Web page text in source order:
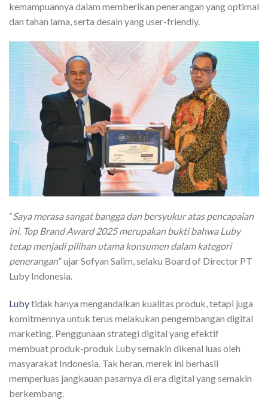
kemampuannya dalam memberikan penerangan yang optimal
dan tahan lama, serta desain yang user-friendly.
“Saya merasa sangat bangga dan bersyukur atas pencapaian
ini. Top Brand Award 2025 merupakan bukti bahwa Luby
tetap menjadi pilihan utama konsumen dalam kategori
penerangan” ujar Sofyan Salim, selaku Board of Director PT
Luby Indonesia.
Lubytidak hanya mengandalkan kualitas produk, tetapi juga
komitmennya untuk terus melakukan pengembangan digital
marketing. Penggunaan strategi digital yang efektif
membuat produk-produk Luby semakin dikenal luas oleh
masyarakat Indonesia. Tak heran, merek ini berhasil
memperluas jangkauan pasarnya di era digital yang semakin
berkembang.